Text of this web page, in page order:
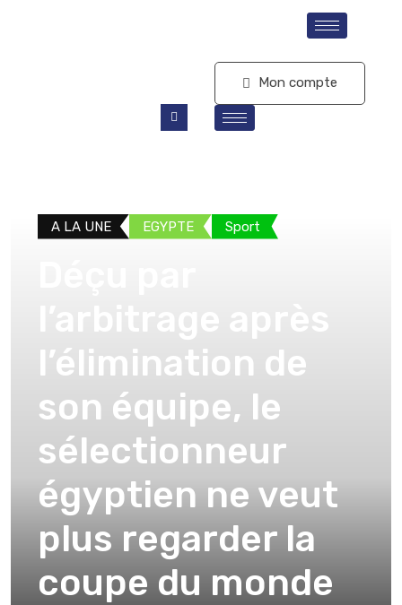
Mon compte
A LA UNE EGYPTE Sport
l’élimination de
son équipe, le
sélectionneur
égyptien ne veut
plus regarder la
coupe du monde